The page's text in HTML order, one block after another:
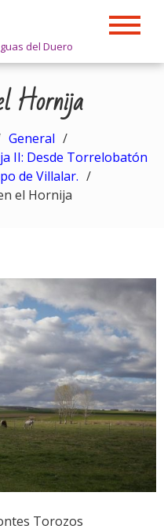
del Duero
Hornija
General
II: Desde Torrelobatón
de Villalar.
el Hornija
Torozos